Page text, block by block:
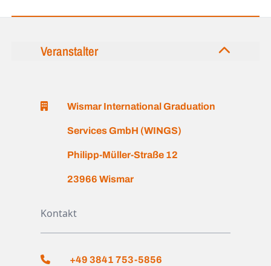
Veranstalter
Wismar International Graduation
Services GmbH (WINGS)
Philipp-Müller-Straße 12
23966 Wismar
Kontakt
+49 3841 753-5856